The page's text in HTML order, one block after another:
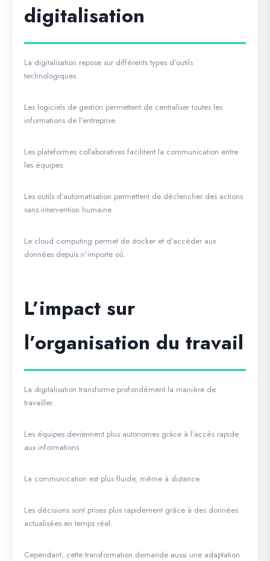
digitalisation
La digitalisation repose sur différents types d’outils
technologiques.
Les logiciels de gestion permettent de centraliser toutes les
informations de l’entreprise.
Les plateformes collaboratives facilitent la communication entre
les équipes.
Les outils d’automatisation permettent de déclencher des actions
sans intervention humaine.
Le cloud computing permet de stocker et d’accéder aux
données depuis n’importe où.
L’impact sur
l’organisation du travail
La digitalisation transforme profondément la manière de
travailler.
Les équipes deviennent plus autonomes grâce à l’accès rapide
aux informations.
La communication est plus fluide, même à distance.
Les décisions sont prises plus rapidement grâce à des données
actualisées en temps réel.
Cependant, cette transformation demande aussi une adaptation